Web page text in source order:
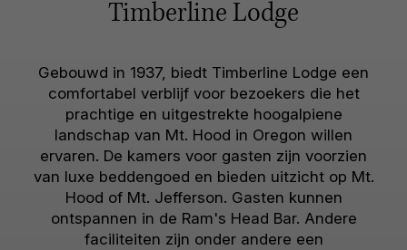
Timberline Lodge
Gebouwd in 1937, biedt Timberline Lodge een
comfortabel verblijf voor bezoekers die het
prachtige en uitgestrekte hoogalpiene
landschap van Mt. Hood in Oregon willen
ervaren. De kamers voor gasten zijn voorzien
van luxe beddengoed en bieden uitzicht op Mt.
Hood of Mt. Jefferson. Gasten kunnen
ontspannen in de Ram's Head Bar. Andere
faciliteiten zijn onder andere een